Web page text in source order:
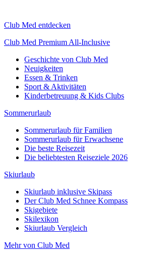
Club Med entdecken
Club Med Premium All-Inclusive
Geschichte von Club Med
Neuigkeiten
Essen & Trinken
Sport & Aktivitäten
Kinderbetreuung & Kids Clubs
Sommerurlaub
Sommerurlaub für Familien
Sommerurlaub für Erwachsene
Die beste Reisezeit
Die beliebtesten Reiseziele 2026
Skiurlaub
Skiurlaub inklusive Skipass
Der Club Med Schnee Kompass
Skigebiete
Skilexikon
Skiurlaub Vergleich
Mehr von Club Med